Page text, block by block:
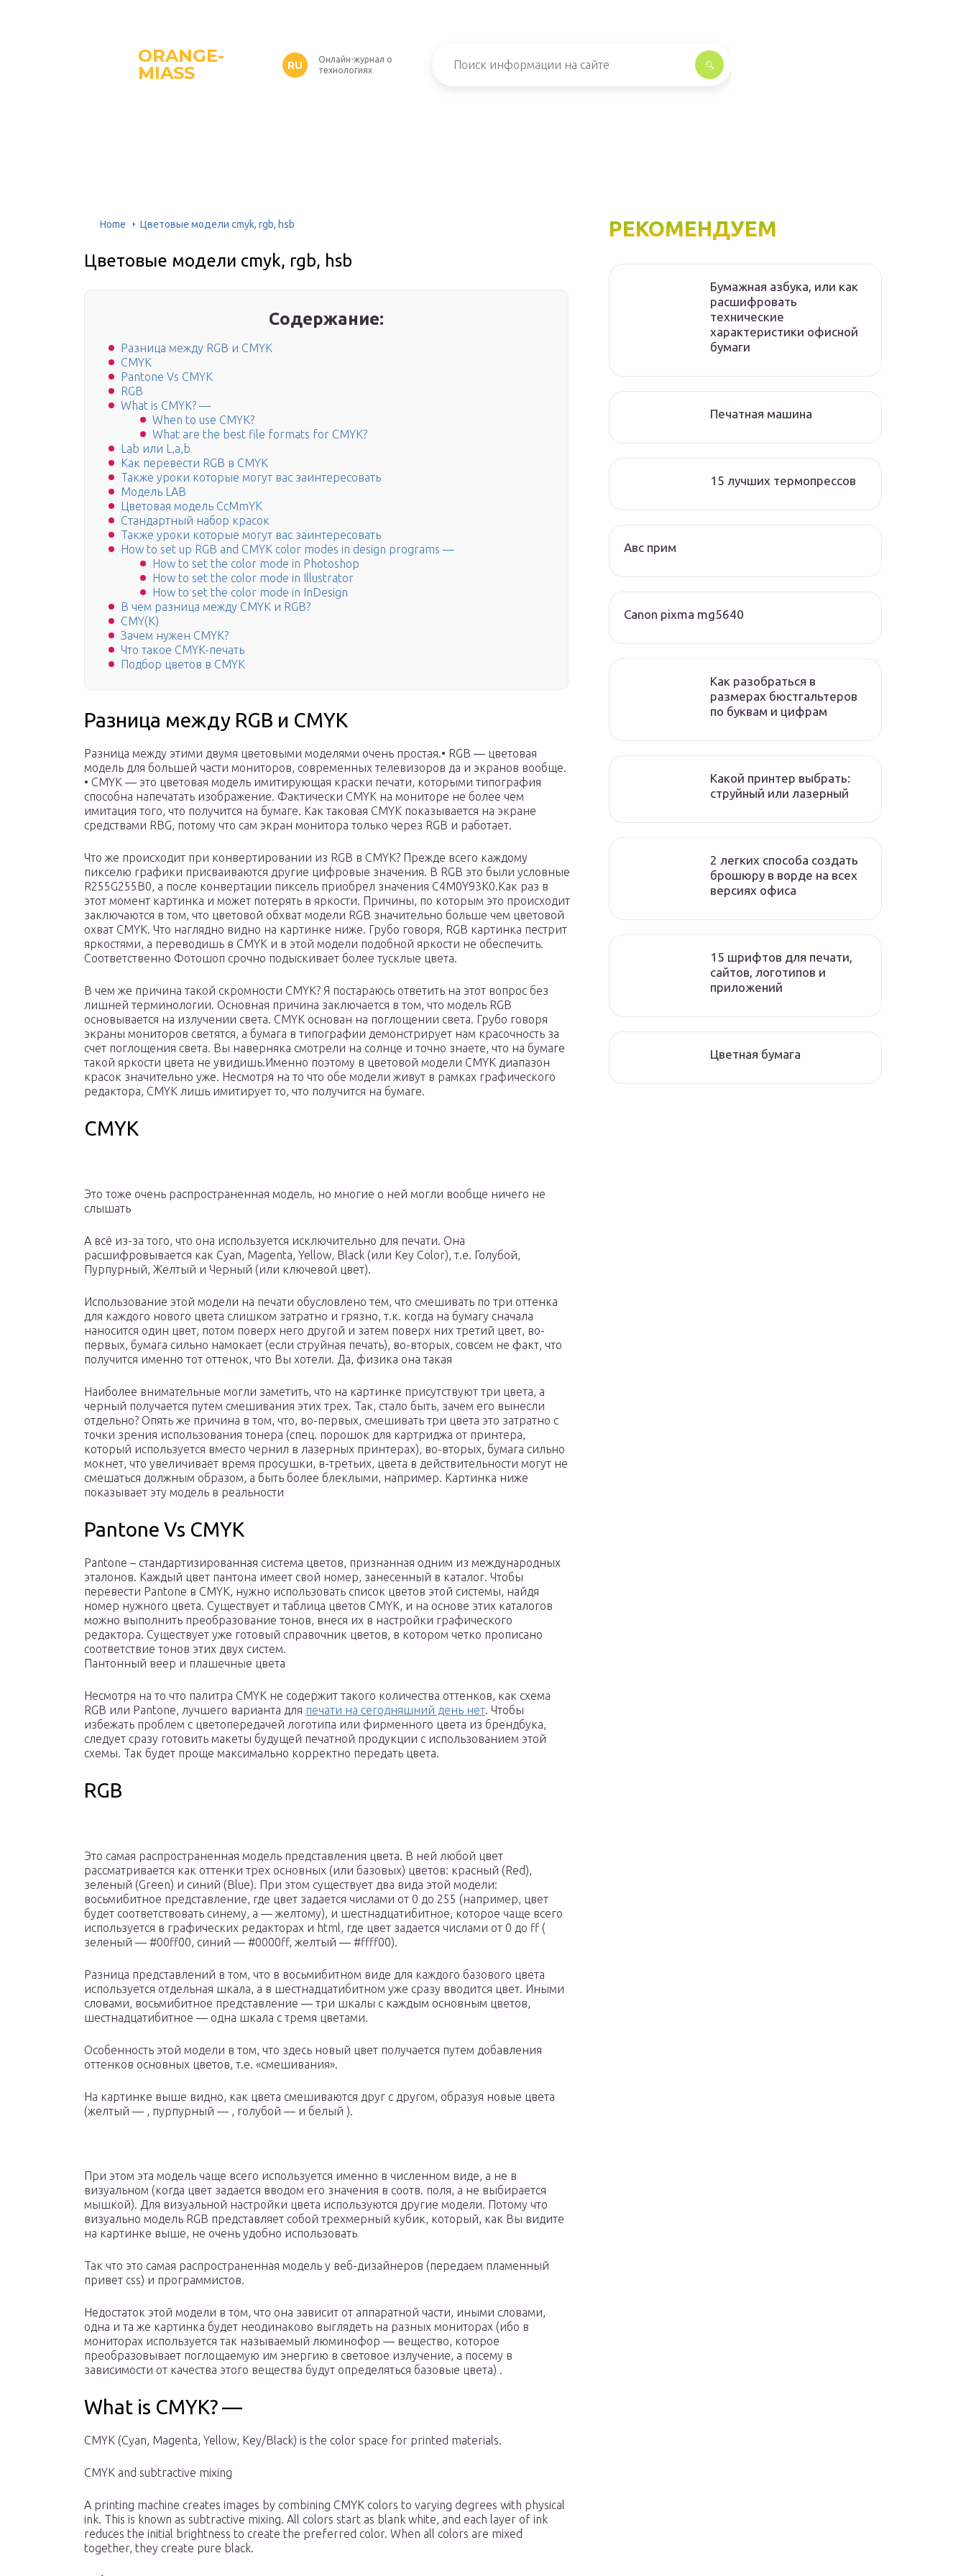
ORANGE-
MIASS
RU
Онлайн-журнал о
технологиях
Home Цветовые модели cmyk, rgb, hsb
Цветовые модели cmyk, rgb, hsb
Содержание:
Разница между RGB и CMYK
CMYK
Pantone Vs CMYK
RGB
What is CMYK? —
When to use CMYK?
What are the best file formats for CMYK?
Lab или L,a,b
Как перевести RGB в СMYK
Также уроки которые могут вас заинтересовать
Модель LAB
Цветовая модель CcMmYK
Стандартный набор красок
Также уроки которые могут вас заинтересовать
How to set up RGB and CMYK color modes in design programs —
How to set the color mode in Photoshop
How to set the color mode in Illustrator
How to set the color mode in InDesign
В чем разница между CMYK и RGB?
CMY(K)
Зачем нужен CMYK?
Что такое CMYK-печать
Подбор цветов в CMYK
Разница между RGB и CMYK
Разница между этими двумя цветовыми моделями очень простая.• RGB — цветовая
модель для большей части мониторов, современных телевизоров да и экранов вообще.
• CMYK — это цветовая модель имитирующая краски печати, которыми типография
способна напечатать изображение. Фактически CMYK на мониторе не более чем
имитация того, что получится на бумаге. Как таковая CMYK показывается на экране
средствами RBG, потому что сам экран монитора только через RGB и работает.
Что же происходит при конвертировании из RGB в CMYK? Прежде всего каждому
пикселю графики присваиваются другие цифровые значения. В RGB это были условные
R255G255B0, а после конвертации пиксель приобрел значения С4M0Y93K0.Как раз в
этот момент картинка и может потерять в яркости. Причины, по которым это происходит
заключаются в том, что цветовой обхват модели RGB значительно больше чем цветовой
охват CMYK. Что наглядно видно на картинке ниже. Грубо говоря, RGB картинка пестрит
яркостями, а переводишь в CMYK и в этой модели подобной яркости не обеспечить.
Соответственно Фотошоп срочно подыскивает более тусклые цвета.
В чем же причина такой скромности CMYK? Я постараюсь ответить на этот вопрос без
лишней терминологии. Основная причина заключается в том, что модель RGB
основывается на излучении света. СMYK основан на поглощении света. Грубо говоря
экраны мониторов светятся, а бумага в типографии демонстрирует нам красочность за
счет поглощения света. Вы наверняка смотрели на солнце и точно знаете, что на бумаге
такой яркости цвета не увидишь.Именно поэтому в цветовой модели CMYK диапазон
красок значительно уже. Несмотря на то что обе модели живут в рамках графического
редактора, CMYK лишь имитирует то, что получится на бумаге.
CMYK
Это тоже очень распространенная модель, но многие о ней могли вообще ничего не
слышать
А всё из-за того, что она используется исключительно для печати. Она
расшифровывается как Cyan, Magenta, Yellow, Black (или Key Color), т.е. Голубой,
Пурпурный, Желтый и Черный (или ключевой цвет).
Использование этой модели на печати обусловлено тем, что смешивать по три оттенка
для каждого нового цвета слишком затратно и грязно, т.к. когда на бумагу сначала
наносится один цвет, потом поверх него другой и затем поверх них третий цвет, во-
первых, бумага сильно намокает (если струйная печать), во-вторых, совсем не факт, что
получится именно тот оттенок, что Вы хотели. Да, физика она такая
Наиболее внимательные могли заметить, что на картинке присутствуют три цвета, а
черный получается путем смешивания этих трех. Так, стало быть, зачем его вынесли
отдельно? Опять же причина в том, что, во-первых, смешивать три цвета это затратно с
точки зрения использования тонера (спец. порошок для картриджа от принтера,
который используется вместо чернил в лазерных принтерах), во-вторых, бумага сильно
мокнет, что увеличивает время просушки, в-третьих, цвета в действительности могут не
смешаться должным образом, а быть более блеклыми, например. Картинка ниже
показывает эту модель в реальности
Pantone Vs CMYK
Pantone – стандартизированная система цветов, признанная одним из международных
эталонов. Каждый цвет пантона имеет свой номер, занесенный в каталог. Чтобы
перевести Pantone в CMYK, нужно использовать список цветов этой системы, найдя
номер нужного цвета. Существует и таблица цветов CMYK, и на основе этих каталогов
можно выполнить преобразование тонов, внеся их в настройки графического
редактора. Существует уже готовый справочник цветов, в котором четко прописано
соответствие тонов этих двух систем.
Пантонный веер и плашечные цвета
Несмотря на то что палитра CMYK не содержит такого количества оттенков, как схема
RGB или Pantone, лучшего варианта для печати на сегодняшний день нет. Чтобы
избежать проблем с цветопередачей логотипа или фирменного цвета из брендбука,
следует сразу готовить макеты будущей печатной продукции с использованием этой
схемы. Так будет проще максимально корректно передать цвета.
RGB
Это самая распространенная модель представления цвета. В ней любой цвет
рассматривается как оттенки трех основных (или базовых) цветов: красный (Red),
зеленый (Green) и синий (Blue). При этом существует два вида этой модели:
восьмибитное представление, где цвет задается числами от 0 до 255 (например, цвет
будет соответствовать синему, а — желтому), и шестнадцатибитное, которое чаще всего
используется в графических редакторах и html, где цвет задается числами от 0 до ff (
зеленый — #00ff00, синий — #0000ff, желтый — #ffff00).
Разница представлений в том, что в восьмибитном виде для каждого базового цвета
используется отдельная шкала, а в шестнадцатибитном уже сразу вводится цвет. Иными
словами, восьмибитное представление — три шкалы с каждым основным цветов,
шестнадцатибитное — одна шкала с тремя цветами.
Особенность этой модели в том, что здесь новый цвет получается путем добавления
оттенков основных цветов, т.е. «смешивания».
На картинке выше видно, как цвета смешиваются друг с другом, образуя новые цвета
(желтый — , пурпурный — , голубой — и белый ).
При этом эта модель чаще всего используется именно в численном виде, а не в
визуальном (когда цвет задается вводом его значения в соотв. поля, а не выбирается
мышкой). Для визуальной настройки цвета используются другие модели. Потому что
визуально модель RGB представляет собой трехмерный кубик, который, как Вы видите
на картинке выше, не очень удобно использовать
Так что это самая распространенная модель у веб-дизайнеров (передаем пламенный
привет css) и программистов.
Недостаток этой модели в том, что она зависит от аппаратной части, иными словами,
одна и та же картинка будет неодинаково выглядеть на разных мониторах (ибо в
мониторах используется так называемый люминофор — вещество, которое
преобразовывает поглощаемую им энергию в световое излучение, а посему в
зависимости от качества этого вещества будут определяться базовые цвета) .
What is CMYK? —
CMYK (Cyan, Magenta, Yellow, Key/Black) is the color space for printed materials.
CMYK and subtractive mixing
A printing machine creates images by combining CMYK colors to varying degrees with physical
ink. This is known as subtractive mixing. All colors start as blank white, and each layer of ink
reduces the initial brightness to create the preferred color. When all colors are mixed
together, they create pure black.
РЕКОМЕНДУЕМ
Бумажная азбука, или как
расшифровать
технические
характеристики офисной
бумаги
Печатная машина
15 лучших термопрессов
Авс прим
Canon pixma mg5640
Как разобраться в
размерах бюстгальтеров
по буквам и цифрам
Какой принтер выбрать:
струйный или лазерный
2 легких способа создать
брошюру в ворде на всех
версиях офиса
15 шрифтов для печати,
сайтов, логотипов и
приложений
Цветная бумага